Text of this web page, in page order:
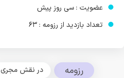
عضویت : سی روز پیش
تعداد بازدید از رزومه : 63
رزومه در نقش مجری